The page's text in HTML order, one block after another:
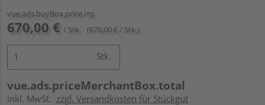
vue.ads.buyBox.price.rrp
670,00 € / Stk. (670,00 € / Stk.)
Stk.
vue.ads.priceMerchantBox.total
inkl. MwSt. zzgl. Versandkosten für Stückgut